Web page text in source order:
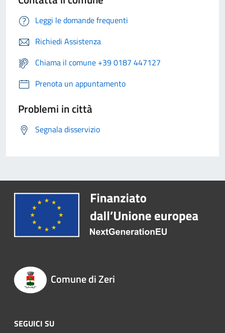
Leggi le domande frequenti
Richiedi Assistenza
Chiama il comune +39 0187 447127
Prenota un appuntamento
Problemi in città
Segnala disservizio
Comune di Zeri
SEGUICI SU